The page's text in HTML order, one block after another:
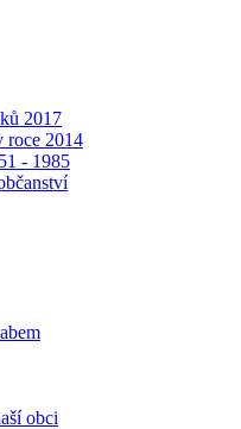
2017
roce 2014
- 1985
obci